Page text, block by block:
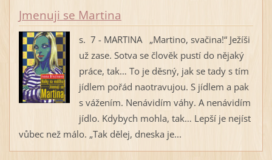
Jmenuji se Martina
s. 7 - MARTINA „Martino, svačina!“ Ježíši
už zase. Sotva se člověk pustí do nějaký
práce, tak… To je děsný, jak se tady s tím
jídlem pořád naotravujou. S jídlem a pak
s vážením. Nenávidím váhy. A nenávidím
jídlo. Kdybych mohla, tak… Lepší je nejíst
vůbec než málo. „Tak dělej, dneska je...